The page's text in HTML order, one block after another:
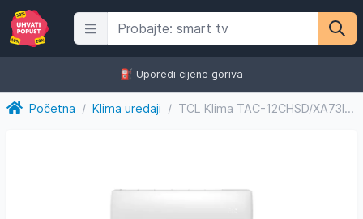
⛽️ Uporedi cijene goriva
Početna / Klima uređaji / TCL Klima TAC-12CHSD/XA73IFSH